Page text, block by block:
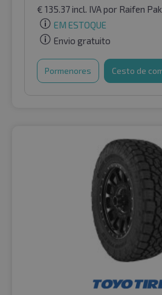
€ 135.37incl. IVApor Raifen
EM ESTOQUE
Envio gratuito
Pormenores Cesto de